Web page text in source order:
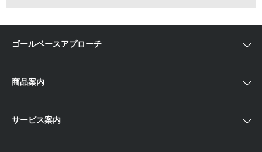
ゴールベースアプローチ
αポート
商品案内
サービス案内